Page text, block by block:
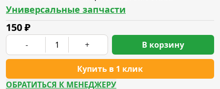
Универсальные запчасти
150₽
- +
Купить в 1 клик
В корзину
ОБРАТИТЬСЯ К МЕНЕДЖЕРУ